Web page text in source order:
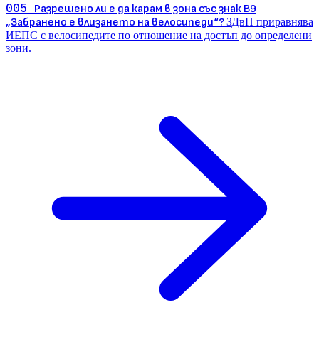
005 Разрешено ли е да карам в зона със знак В9
„Забранено е влизането на велосипеди“?ЗДвП приравнява
ИЕПС с велосипедите по отношение на достъп до определени
зони.